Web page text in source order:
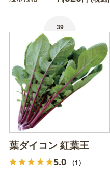
39
葉ダイコン 紅葉王
5.0 （1）